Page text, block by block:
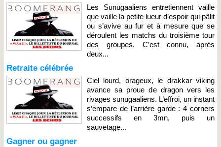
Les Sunugaaliens entretiennent vaille
que vaille la petite lueur d’espoir qui pâlit
ou s’avive au fur et à mesure que se
déroulent les matchs du troisième tour
des groupes. C’est connu, après
deux...
Retraite célébrée
Ciel lourd, orageux, le drakkar viking
avance sa proue de dragon vers les
rivages sunugaaliens. L’effroi, un instant
s’empare de l’arrière garde : 4 corners
successifs en 3mn, puis un
sauvetage...
Gagner ou gagner